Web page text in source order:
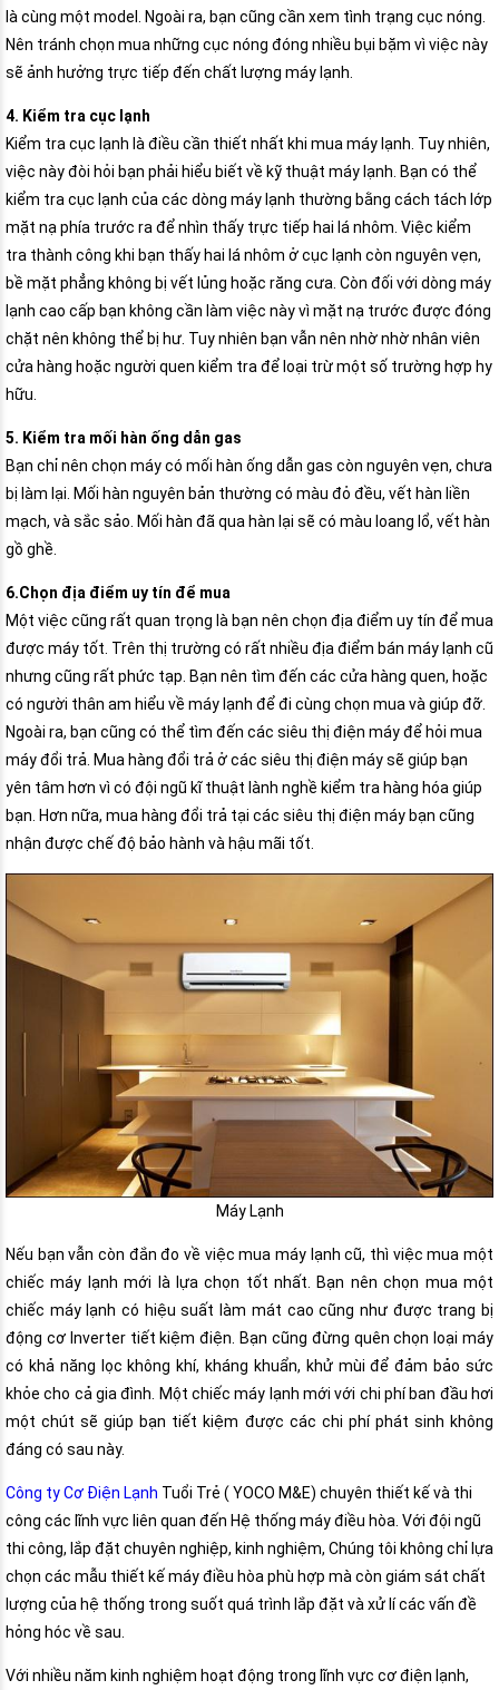
là cùng một model. Ngoài ra, bạn cũng cần xem tình trạng cục nóng.
Nên tránh chọn mua những cục nóng đóng nhiều bụi bặm vì việc này
sẽ ảnh hưởng trực tiếp đến chất lượng máy lạnh.
4. Kiểm tra cục lạnh
Kiểm tra cục lạnh là điều cần thiết nhất khi mua máy lạnh. Tuy nhiên,
việc này đòi hỏi bạn phải hiểu biết về kỹ thuật máy lạnh. Bạn có thể
kiểm tra cục lạnh của các dòng máy lạnh thường bằng cách tách lớp
mặt nạ phía trước ra để nhìn thấy trực tiếp hai lá nhôm. Việc kiểm
tra thành công khi bạn thấy hai lá nhôm ở cục lạnh còn nguyên vẹn,
bề mặt phẳng không bị vết lủng hoặc răng cưa. Còn đối với dòng máy
lạnh cao cấp bạn không cần làm việc này vì mặt nạ trước được đóng
chặt nên không thể bị hư. Tuy nhiên bạn vẫn nên nhờ nhờ nhân viên
cửa hàng hoặc người quen kiểm tra để loại trừ một số trường hợp hy
hữu.
5. Kiểm tra mối hàn ống dẫn gas
Bạn chỉ nên chọn máy có mối hàn ống dẫn gas còn nguyên vẹn, chưa
bị làm lại. Mối hàn nguyên bản thường có màu đỏ đều, vết hàn liền
mạch, và sắc sảo. Mối hàn đã qua hàn lại sẽ có màu loang lổ, vết hàn
gồ ghề.
6.Chọn địa điểm uy tín để mua
Một việc cũng rất quan trọng là bạn nên chọn địa điểm uy tín để mua
được máy tốt. Trên thị trường có rất nhiều địa điểm bán máy lạnh cũ
nhưng cũng rất phức tạp. Bạn nên tìm đến các cửa hàng quen, hoặc
có người thân am hiểu về máy lạnh để đi cùng chọn mua và giúp đỡ.
Ngoài ra, bạn cũng có thể tìm đến các siêu thị điện máy để hỏi mua
máy đổi trả. Mua hàng đổi trả ở các siêu thị điện máy sẽ giúp bạn
yên tâm hơn vì có đội ngũ kĩ thuật lành nghề kiểm tra hàng hóa giúp
bạn. Hơn nữa, mua hàng đổi trả tại các siêu thị điện máy bạn cũng
nhận được chế độ bảo hành và hậu mãi tốt.
Máy Lạnh
Nếu bạn vẫn còn đắn đo về việc mua máy lạnh cũ, thì việc mua một
chiếc máy lạnh mới là lựa chọn tốt nhất. Bạn nên chọn mua một
chiếc máy lạnh có hiệu suất làm mát cao cũng như được trang bị
động cơ Inverter tiết kiệm điện. Bạn cũng đừng quên chọn loại máy
có khả năng lọc không khí, kháng khuẩn, khử mùi để đảm bảo sức
khỏe cho cả gia đình. Một chiếc máy lạnh mới với chi phí ban đầu hơi
một chút sẽ giúp bạn tiết kiệm được các chi phí phát sinh không
đáng có sau này.
Công ty Cơ Điện Lạnh Tuổi Trẻ ( YOCO M&E) chuyên thiết kế và thi
công các lĩnh vực liên quan đến Hệ thống máy điều hòa. Với đội ngũ
thi công, lắp đặt chuyên nghiệp, kinh nghiệm, Chúng tôi không chỉ lựa
chọn các mẫu thiết kế máy điều hòa phù hợp mà còn giám sát chất
lượng của hệ thống trong suốt quá trình lắp đặt và xử lí các vấn đề
hỏng hóc về sau.
Với nhiều năm kinh nghiệm hoạt động trong lĩnh vực cơ điện lạnh,